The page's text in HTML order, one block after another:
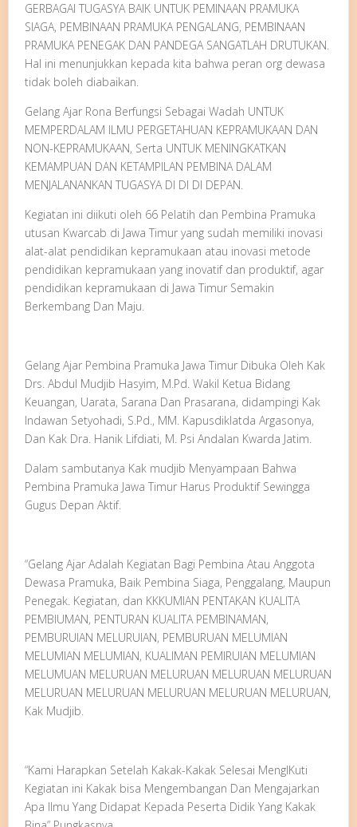
GERBAGAI TUGASYA BAIK UNTUK PEMINAAN PRAMUKA
SIAGA, PEMBINAAN PRAMUKA PENGALANG, PEMBINAAN
PRAMUKA PENEGAK DAN PANDEGA SANGATLAH DRUTUKAN.
Hal ini menunjukkan kepada kita bahwa peran org dewasa
tidak boleh diabaikan.
Gelang Ajar Rona Berfungsi Sebagai Wadah UNTUK
MEMPERDALAM ILMU PERGETAHUAN KEPRAMUKAAN DAN
NON-KEPRAMUKAAN, Serta UNTUK MENINGKATKAN
KEMAMPUAN DAN KETAMPILAN PEMBINA DALAM
MENJALANANKAN TUGASYA DI DI DI DEPAN.
Kegiatan ini diikuti oleh 66 Pelatih dan Pembina Pramuka
utusan Kwarcab di Jawa Timur yang sudah memiliki inovasi
alat-alat pendidikan kepramukaan atau inovasi metode
pendidikan kepramukaan yang inovatif dan produktif, agar
pendidikan kepramukaan di Jawa Timur Semakin
Berkembang Dan Maju.
Gelang Ajar Pembina Pramuka Jawa Timur Dibuka Oleh Kak
Drs. Abdul Mudjib Hasyim, M.Pd. Wakil Ketua Bidang
Keuangan, Uarata, Sarana Dan Prasarana, didampingi Kak
Indawan Setyohadi, S.Pd., MM. Kapusdiklatda Argasonya,
Dan Kak Dra. Hanik Lifdiati, M. Psi Andalan Kwarda Jatim.
Dalam sambutanya Kak mudjib Menyampaan Bahwa
Pembina Pramuka Jawa Timur Harus Produktif Sewingga
Gugus Depan Aktif.
“Gelang Ajar Adalah Kegiatan Bagi Pembina Atau Anggota
Dewasa Pramuka, Baik Pembina Siaga, Penggalang, Maupun
Penegak. Kegiatan, dan KKKUMIAN PENTAKAN KUALITA
PEMBIUMAN, PENTURAN KUALITA PEMBINAMAN,
PEMBURUIAN MELURUIAN, PEMBURUAN MELUMIAN
MELUMIAN MELUMIAN, KUALIMAN PEMIRUIAN MELUMIAN
MELUMUAN MELURUAN MELURUAN MELURUAN MELURUAN
MELURUAN MELURUAN MELURUAN MELURUAN MELURUAN,
Kak Mudjib.
“Kami Harapkan Setelah Kakak-Kakak Selesai MengIKuti
Kegiatan ini Kakak bisa Mengembangan Dan Mengajarkan
Apa Ilmu Yang Didapat Kepada Peserta Didik Yang Kakak